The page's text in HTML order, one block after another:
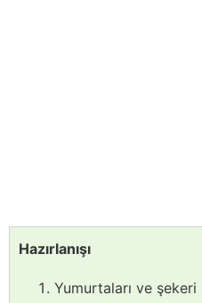
Hazırlanışı
Yumurtaları ve şekeri